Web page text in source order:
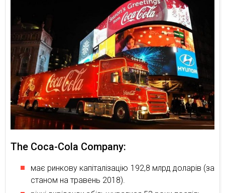
The Coca-Cola Company:
має ринкову капіталізацію 192,8 млрд доларів (за
станом на травень 2018).